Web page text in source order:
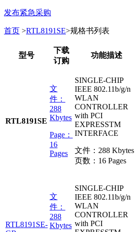
发布紧急采购
首页 >RTL8191SE>规格书列表
型号
下载
订购
功能描述
RTL8191SE
文
件：
288
Kbytes
Page：
16
Pages
SINGLE-CHIP
IEEE 802.11b/g/n
WLAN
CONTROLLER
with PCI
EXPRESSTM
INTERFACE
文件： 288 Kbytes
页数： 16 Pages
RTL8191SE-
文
件：
288
Kbytes
SINGLE-CHIP
IEEE 802.11b/g/n
WLAN
CONTROLLER
with PCI